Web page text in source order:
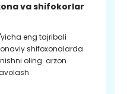
va shifokorlar
eng tajribali
shifoxonalarda
oling. arzon